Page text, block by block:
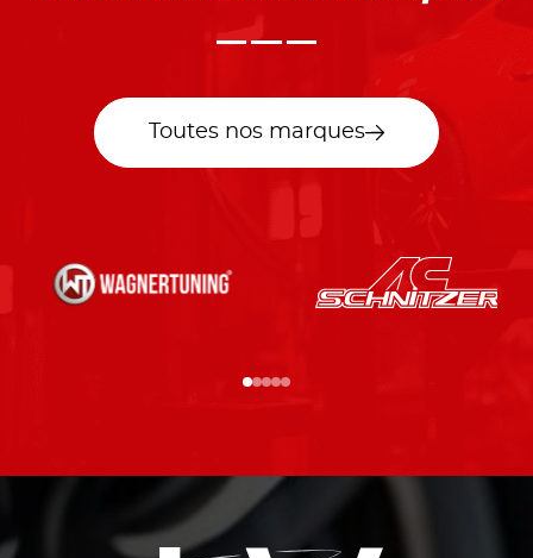
Toutes nos marques